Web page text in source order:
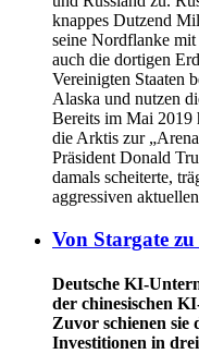
knappes Dutzend
seine Nordflanke
auch die dortigen
Vereinigten Staaten
Alaska und nutzen
Bereits im Mai 2019
die Arktis zur
Präsident Donald
damals scheiterte,
aggressiven
Von Stargate zu
Deutsche KI-
der chinesischen
Zuvor schienen
Investitionen in